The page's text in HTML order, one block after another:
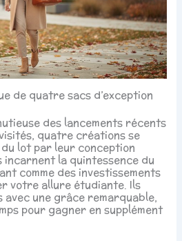
de quatre sacs d’exception
des lancements récents
quatre créations se
lot par leur conception
incarnent la quintessence du
comme des investissements
votre allure étudiante. Ils
une grâce remarquable,
pour gagner en supplément